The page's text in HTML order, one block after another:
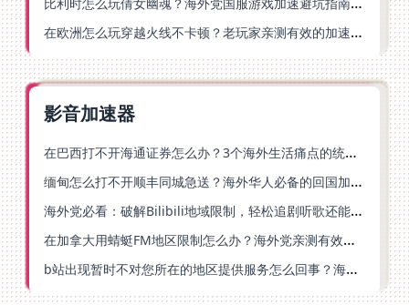
在欧洲怎么玩穿越火线不卡顿？老玩家亲测有效的加速器选择指南
影音加速器
在巴西打不开海通证券怎么办？3个海外生活痛点的统一解决方案
缅甸怎么打不开顺丰同城急送？海外华人必备的回国加速指南（附B站会员游戏解决方案）
海外党必看：破解Bilibili地域限制，轻松追剧听歌还能流畅理财的实用指南
在加拿大用蜻蜓FM地区限制怎么办？海外党亲测有效的回国加速方案
b站出现暂时不对您所在的地区提供服务怎么回事？海外党亲测有效的回国加速方案